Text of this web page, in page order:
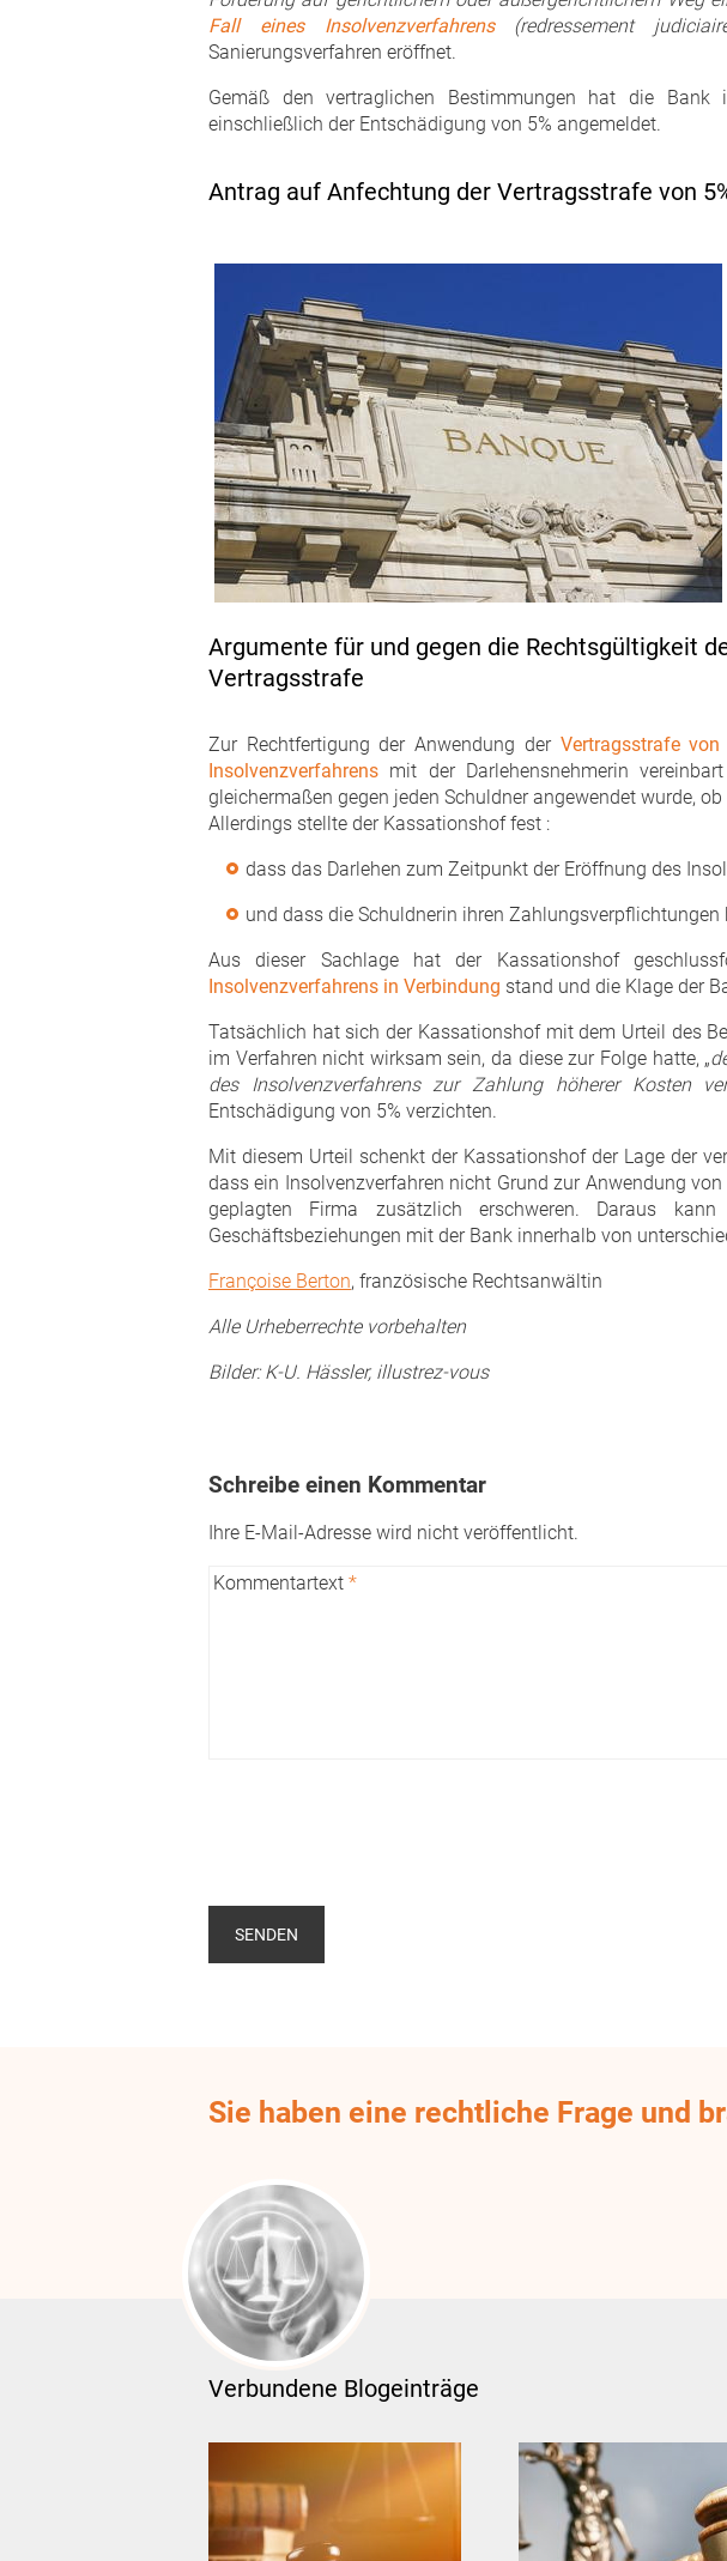
Fall eines Insolvenzverfahrens(redressement
Sanierungsverfahren eröffnet.
Gemäß den vertraglichen Bestimmungen hat die Bank
einschließlich der Entschädigung von 5% angemeldet.
Antrag auf Anfechtung der Vertragsstrafe von
Argumente für und gegen die Rechtsgültigkeit
Vertragsstrafe
Zur Rechtfertigung der Anwendung der Vertragsstrafe von
Insolvenzverfahrens mit der Darlehensnehmerin
gleichermaßen gegen jeden Schuldner angewendet wurde,
Allerdings stellte der Kassationshof fest :
dass das Darlehen zum Zeitpunkt der Eröffnung des
und dass die Schuldnerin ihren
Aus dieser Sachlage hat der Kassationshof
Insolvenzverfahrens in Verbindung stand und die Klage der
Tatsächlich hat sich der Kassationshof mit dem Urteil des
im Verfahren nicht wirksam sein, da diese zur Folge hatte, „
des Insolvenzverfahrens zur Zahlung höherer Kosten
Entschädigung von 5% verzichten.
Mit diesem Urteil schenkt der Kassationshof der Lage der
dass ein Insolvenzverfahren nicht Grund zur Anwendung
geplagten Firma zusätzlich erschweren. Daraus
Geschäftsbeziehungen mit der Bank innerhalb von
Françoise Berton, französische Rechtsanwältin
Alle Urheberrechte vorbehalten
Bilder: K-U. Hässler, illustrez-vous
Schreibe einen Kommentar
Ihre E-Mail-Adresse wird nicht veröffentlicht.
Kommentartext *
Sie haben eine rechtliche Frage und
Verbundene Blogeinträge